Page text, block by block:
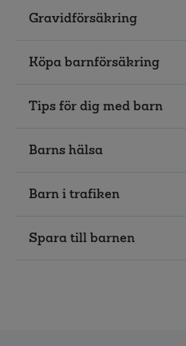
Gravidförsäkring
Köpa barnförsäkring
Tips för dig med barn
Barns hälsa
Barn i trafiken
Spara till barnen